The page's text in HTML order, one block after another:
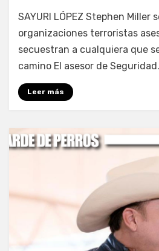
porFernando Miranda Servín
SAYURI LÓPEZ Stephen Miller
organizaciones terroristas
secuestran a cualquiera que
camino El asesor de
Leer más